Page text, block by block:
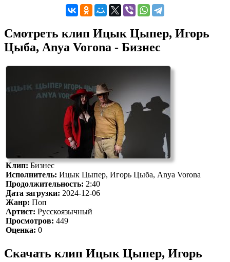
Смотреть клип Ицык Цыпер, Игорь
Цыба, Anya Vorona - Бизнес
Клип:Бизнес
Исполнитель: Ицык Цыпер, Игорь Цыба, Anya Vorona
Продолжительность: 2:40
Дата загрузки: 2024-12-06
Жанр: Поп
Артист: Русскоязычный
Просмотров: 449
Оценка: 0
Скачать клип Ицык Цыпер, Игорь